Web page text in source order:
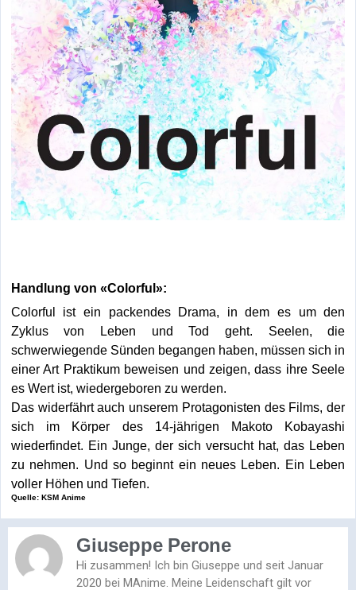
Handlung von «Colorful»:
Colorful ist ein packendes Drama, in dem es um den
Zyklus von Leben und Tod geht. Seelen, die
schwerwiegende Sünden begangen haben, müssen sich in
einer Art Praktikum beweisen und zeigen, dass ihre Seele
es Wert ist, wiedergeboren zu werden.
Das widerfährt auch unserem Protagonisten des Films, der
sich im Körper des 14-jährigen Makoto Kobayashi
wiederfindet. Ein Junge, der sich versucht hat, das Leben
zu nehmen. Und so beginnt ein neues Leben. Ein Leben
voller Höhen und Tiefen.
Quelle: KSM Anime
Giuseppe Perone
Hi zusammen! Ich bin Giuseppe und seit Januar
2020 bei MAnime. Meine Leidenschaft gilt vor